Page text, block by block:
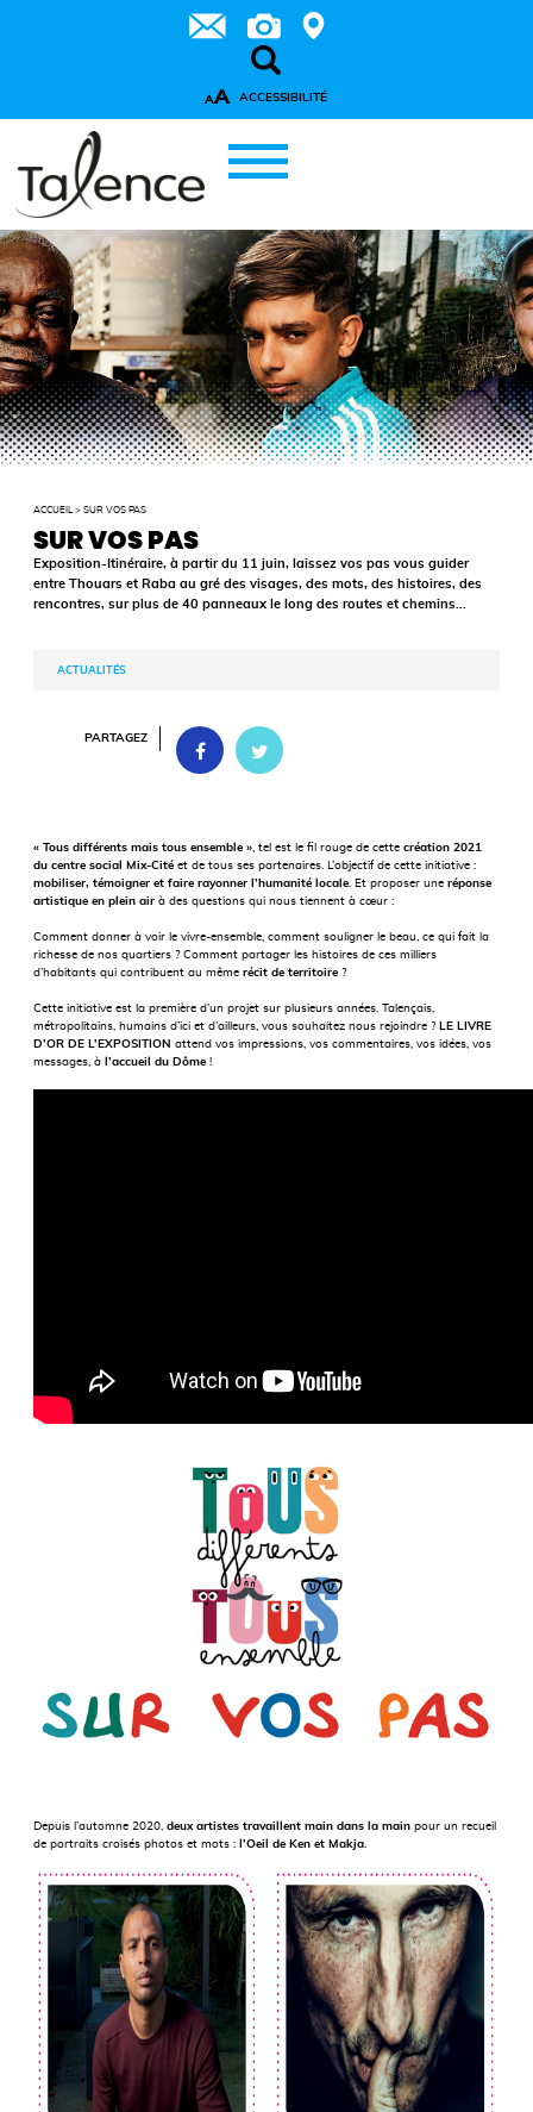
AA ACCESSIBILITÉ
ACCUEIL >SUR VOS PAS
SUR VOS PAS
Exposition-Itinéraire, à partir du 11 juin, laissez vos pas vous guider
entre Thouars et Raba au gré des visages, des mots, des histoires, des
rencontres, sur plus de 40 panneaux le long des routes et chemins...
ACTUALITÉS
PARTAGEZ
« Tous différents mais tous ensemble » , tel est le fil rouge de cettecréation 2021
du centre social Mix-Cité et de tous ses partenaires. L’objectif de cette initiative :
mobiliser, témoigner et faire rayonner l’humanité locale . Et proposer uneréponse
artistique en plein air à des questions qui nous tiennent à cœur :
Comment donner à voir le vivre-ensemble, comment souligner le beau, ce qui fait la
richesse de nos quartiers ? Comment partager les histoires de ces milliers
d’habitants qui contribuent au mêmerécit de territoire ?
Cette initiative est la première d’un projet sur plusieurs années. Talençais,
métropolitains, humains d’ici et d’ailleurs, vous souhaitez nous rejoindre ?
LE LIVRE
D’OR DE L’EXPOSITION attend vos impressions, vos commentaires, vos idées, vos
messages, à l’accueil du Dôme !
Depuis l’automne 2020,deux artistes travaillent main dans la main pour un recueil
de portraits croisés photos et mots : l’Oeil de Ken et Makja